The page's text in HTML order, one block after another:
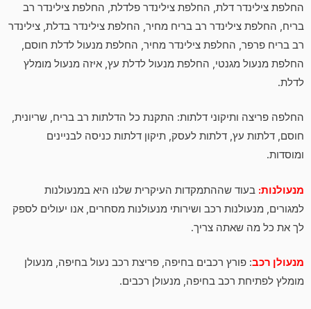
החלפת צילינדר דלת, החלפת צילינדר פלדלת, החלפת צילינדר רב
בריח, החלפת צילינדר רב בריח מחיר, החלפת צילינדר בדלת, צילינדר
רב בריח פרפר, החלפת צילינדר מחיר, החלפת מנעול לדלת חוסם,
החלפת מנעול מגנטי, החלפת מנעול לדלת עץ, איזה מנעול מומלץ
לדלת.
החלפה פריצה ותיקוני דלתות: התקנת כל הדלתות רב בריח, שריונית,
חוסם, דלתות עץ, דלתות לעסק, תיקון דלתות כניסה לבניינים
ומוסדות.
מנעולנות: בעוד שההתמקדות העיקרית שלנו היא במנעולנות
למגורים, מנעולנות רכב ושירותי מנעולנות מסחרים, אנו יעולים לספק
לך את כל מה שאתה צריך.
מנעולן רכב: פורץ רכבים בחיפה, פריצת רכב נעול בחיפה, מנעולן
מומלץ לפתיחת רכב בחיפה, מנעולן רכבים.